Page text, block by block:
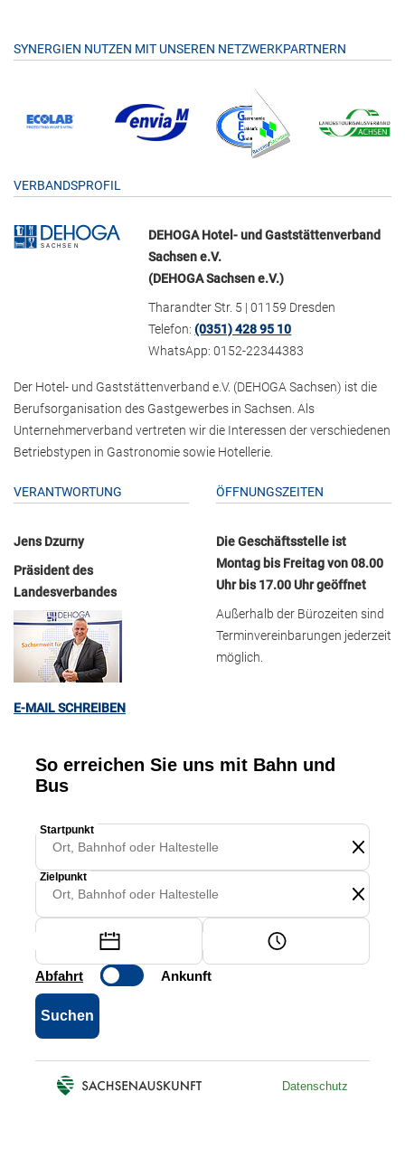
SYNERGIEN NUTZEN MIT UNSEREN NETZWERKPARTNERN
VERBANDSPROFIL
DEHOGA Hotel- und Gaststättenverband
Sachsen e.V.
(DEHOGA Sachsen e.V.)
Tharandter Str. 5 | 01159 Dresden
Telefon:(0351) 428 95 10
WhatsApp: 0152-22344383
Der Hotel- und Gaststättenverband e.V. (DEHOGA Sachsen) ist die
Berufsorganisation des Gastgewerbes in Sachsen. Als
Unternehmerverband vertreten wir die Interessen der verschiedenen
Betriebstypen in Gastronomie sowie Hotellerie.
VERANTWORTUNG
Jens Dzurny
Präsident des
Landesverbandes
E-MAIL SCHREIBEN
ÖFFNUNGSZEITEN
Die Geschäftsstelle ist
Montag bis Freitag von 08.00
Uhr bis 17.00 Uhr geöffnet
Außerhalb der Bürozeiten sind
Terminvereinbarungen jederzeit
möglich.